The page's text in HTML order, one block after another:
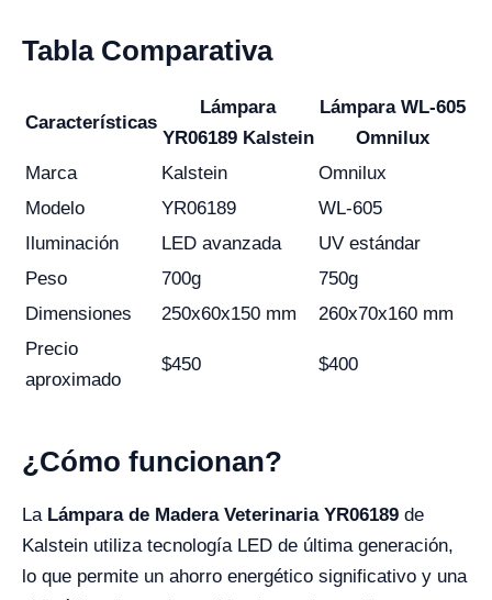
Tabla Comparativa
Características
Lámpara
YR06189 Kalstein
Lámpara WL-605
Omnilux
Marca
Kalstein
Omnilux
Modelo
YR06189
WL-605
Iluminación
LED avanzada
UV estándar
Peso
700g
750g
Dimensiones
250x60x150 mm
260x70x160 mm
Precio
aproximado
$450 $400
¿Cómo funcionan?
La Lámpara de Madera Veterinaria YR06189 de
Kalstein utiliza tecnología LED de última generación,
lo que permite un ahorro energético significativo y una